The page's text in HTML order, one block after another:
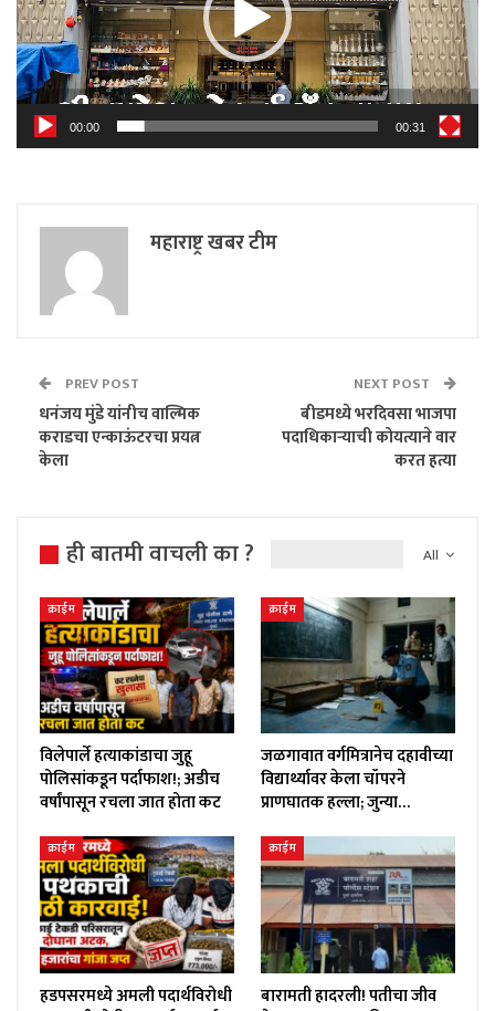
00:00 00:31
महाराष्ट्र खबर टीम
PREV POST
धनंजय मुंडे यांनीच वाल्मिक
कराडचा एन्काऊंटरचा प्रयत्न
केला
NEXT POST
बीडमध्ये भरदिवसा भाजपा
पदाधिकाऱ्याची कोयत्याने वार
करत हत्या
All
ही बातमी वाचली का ?
क्राईम
विलेपार्ले हत्याकांडाचा जुहू
पोलिसांकडून पर्दाफाश!; अडीच
वर्षांपासून रचला जात होता कट
क्राईम
जळगावात वर्गमित्रानेच दहावीच्या
विद्यार्थ्यावर केला चॉपरने
प्राणघातक हल्ला; जुन्या…
क्राईम
हडपसरमध्ये अमली पदार्थविरोधी
क्राईम
बारामती हादरली! पतीचा जीव